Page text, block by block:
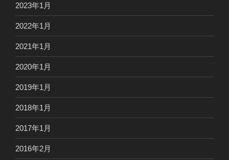
2023年1月
2022年1月
2021年1月
2020年1月
2019年1月
2018年1月
2017年1月
2016年2月